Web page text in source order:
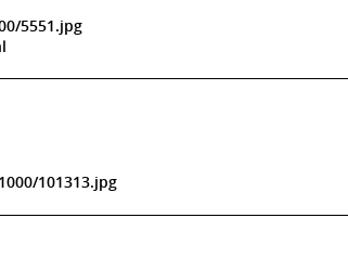
5551.jpg
101313.jpg